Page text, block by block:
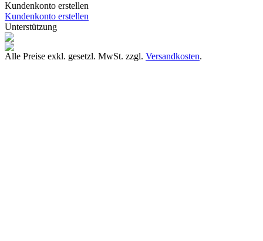
Kundenkonto erstellen
Kundenkonto erstellen
Unterstützung
Alle Preise exkl. gesetzl. MwSt. zzgl. Versandkosten.